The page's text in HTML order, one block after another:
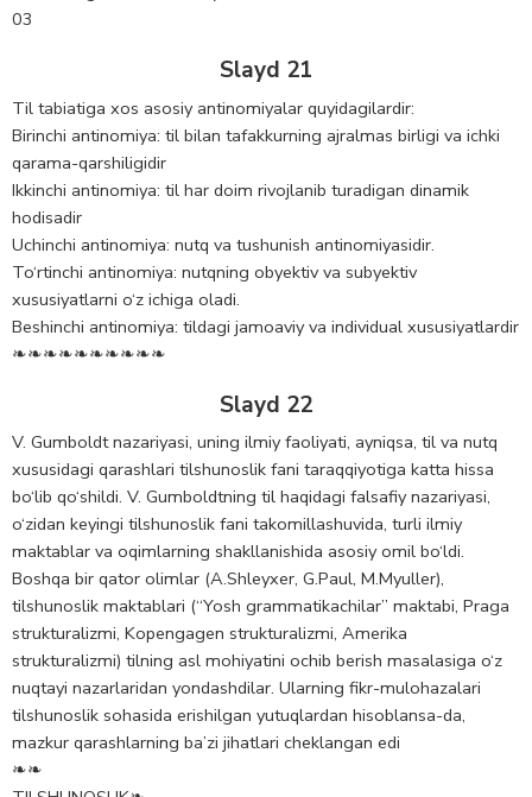
03
Slayd 21
Til tabiatiga xos asosiy antinomiyalar quyidagilardir:
Birinchi antinomiya: til bilan tafakkurning ajralmas birligi va ichki
qarama-qarshiligidir
Ikkinchi antinomiya: til har doim rivojlanib turadigan dinamik
hodisadir
Uchinchi antinomiya: nutq va tushunish antinomiyasidir.
To‘rtinchi antinomiya: nutqning obyektiv va subyektiv
xususiyatlarni o‘z ichiga oladi.
Beshinchi antinomiya: tildagi jamoaviy va individual xususiyatlardir
❧❧❧❧❧❧❧❧❧❧
Slayd 22
V. Gumboldt nazariyasi, uning ilmiy faoliyati, ayniqsa, til va nutq
xususidagi qarashlari tilshunoslik fani taraqqiyotiga katta hissa
bo‘lib qo‘shildi. V. Gumboldtning til haqidagi falsafiy nazariyasi,
o‘zidan keyingi tilshunoslik fani takomillashuvida, turli ilmiy
maktablar va oqimlarning shakllanishida asosiy omil bo‘ldi.
Boshqa bir qator olimlar (A.Shleyxer, G.Paul, M.Myuller),
tilshunoslik maktablari (“Yosh grammatikachilar” maktabi, Praga
strukturalizmi, Kopengagen strukturalizmi, Amerika
strukturalizmi) tilning asl mohiyatini ochib berish masalasiga o‘z
nuqtayi nazarlaridan yondashdilar. Ularning fikr-mulohazalari
tilshunoslik sohasida erishilgan yutuqlardan hisoblansa-da,
mazkur qarashlarning ba’zi jihatlari cheklangan edi
❧❧